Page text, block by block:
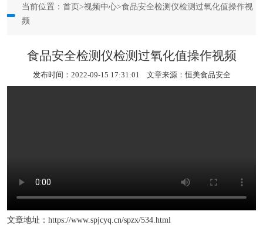
当前位置： 首页 >视频中心>食品安全检测仪检测过氧化值操作视
频
食品安全检测仪检测过氧化值操作视频
发布时间：2022-09-15 17:31:01 文章来源：恒美食品安全
文章地址： https://www.spjcyq.cn/spzx/534.html